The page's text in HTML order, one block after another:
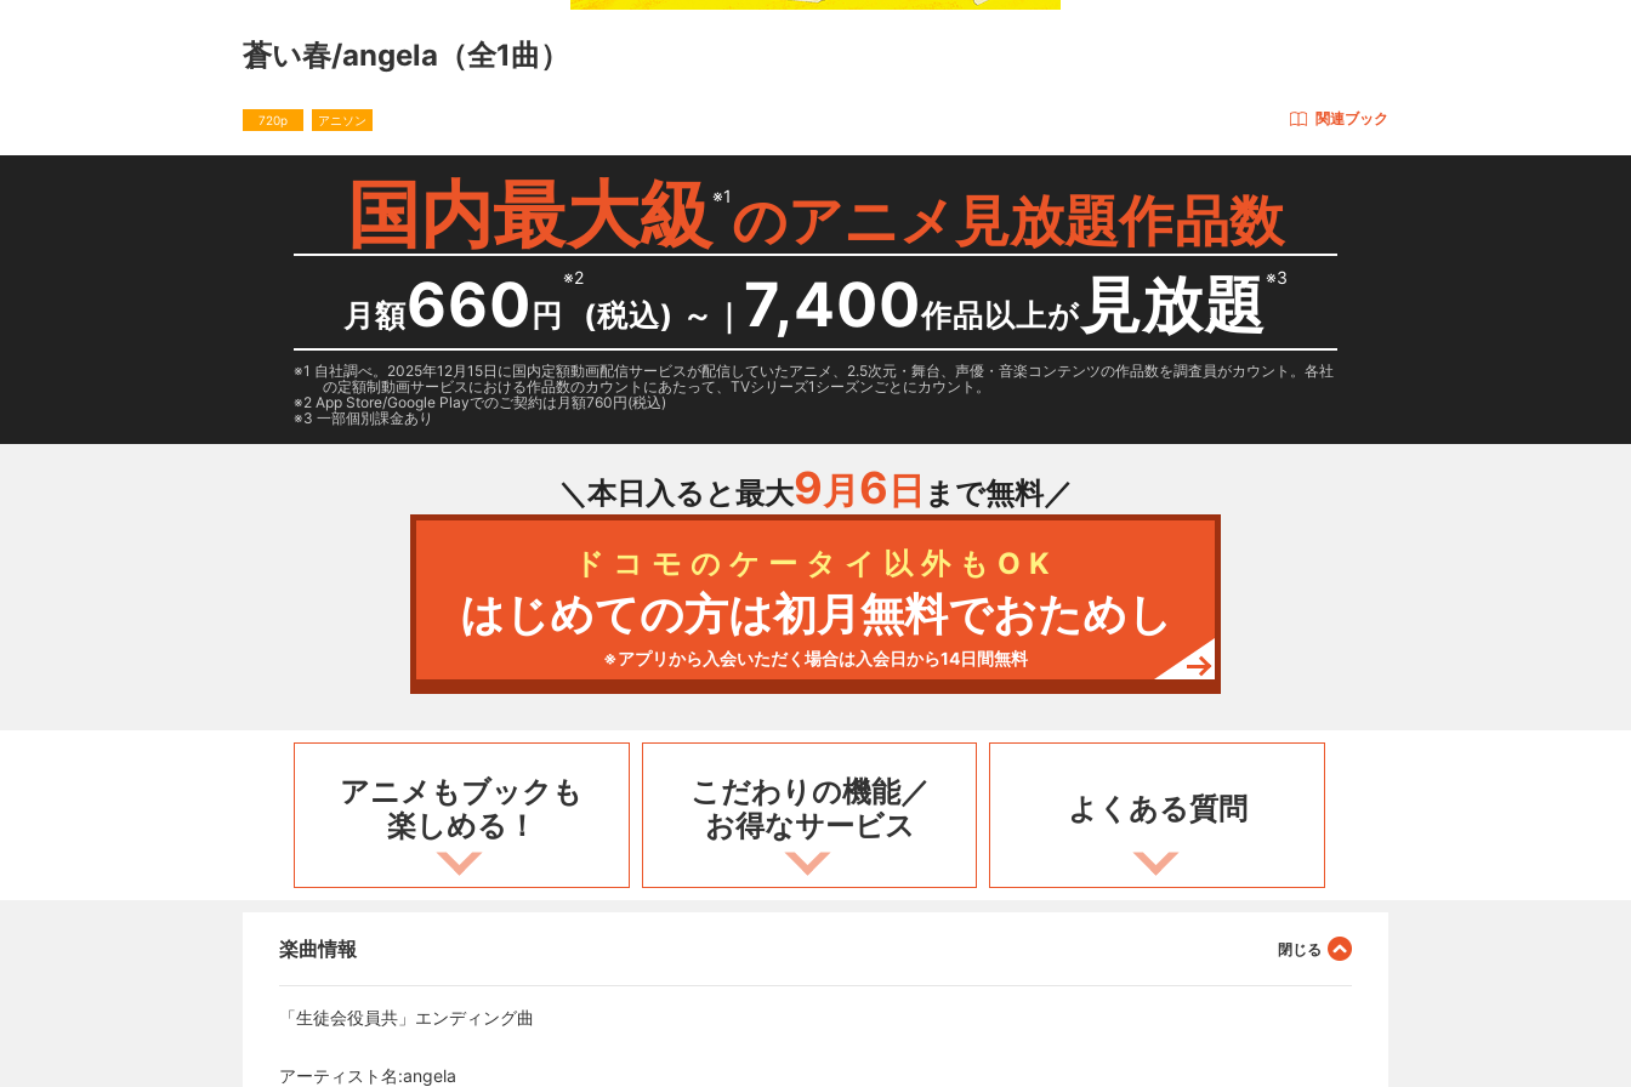
蒼い春/angela （全1曲）
720p アニソン 関連ブック
国内最大級 ※1のアニメ見放題作品数
月額660 円
※2
(税込) ～ ｜ 7,400作品以上が 見放題※3
1 自社調べ。2025年12月15日に国内定額動画配信サービスが配信していたアニメ、2.5次元・舞台、声優・音楽コンテンツの作品数を調査員がカウント。各社
の定額制動画サービスにおける作品数のカウントにあたって、TVシリーズ1シーズンごとにカウント。
2 App Store/Google Playでのご契約は月額760円(税込)
3 一部個別課金あり
＼本日入ると最大9月 6 日 まで無料／
ドコモのケータイ以外もOK
はじめての方は初月無料でおためし
※アプリから入会いただく場合は入会日から14日間無料
アニメもブックも
楽しめる！
こだわりの機能／
お得なサービス
よくある質問
楽曲情報
「生徒会役員共」エンディング曲
アーティスト名:angela